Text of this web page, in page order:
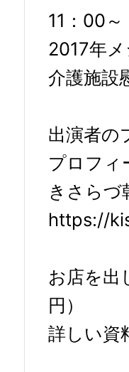
11：00～
2017年
介護施設
出演者の
プロフィ
きさら
https://
お店を出
円）
詳しい資